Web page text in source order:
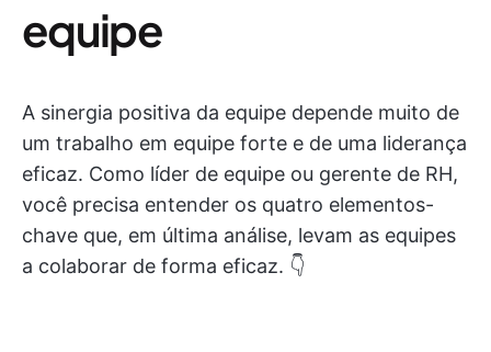
equipe
A sinergia positiva da equipe depende muito de
um trabalho em equipe forte e de uma liderança
eficaz. Como líder de equipe ou gerente de RH,
você precisa entender os quatro elementos-
chave que, em última análise, levam as equipes
a colaborar de forma eficaz. 👇